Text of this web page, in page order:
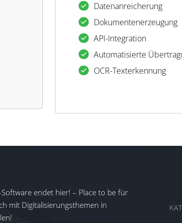
Datenanreicherung
Dokumentenerzeugung
API-Integration
Automatisierte
OCR-Texterkennung
endet hier! – Place to be für
mit Digitalisierungsthemen in